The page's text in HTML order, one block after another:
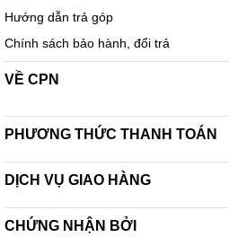
Hướng dẫn trả góp
Chính sách bảo hành, đổi trả
VỀ CPN
PHƯƠNG THỨC THANH TOÁN
DỊCH VỤ GIAO HÀNG
CHỨNG NHẬN BỞI